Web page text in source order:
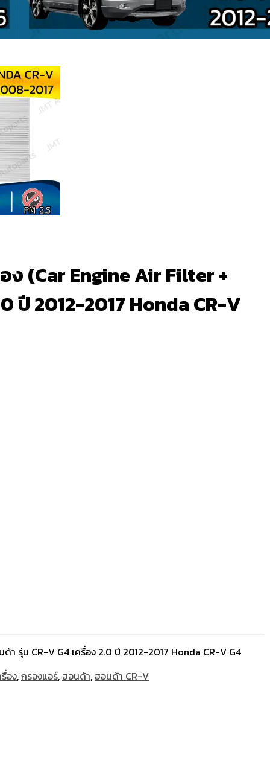
ง (Car Engine Air Filter +
ปี 2012-2017 Honda CR-V
รุ่น CR-V G4 เครื่อง 2.0 ปี 2012-2017 Honda CR-V G4
อง,กรองแอร์, ฮอนด้า, ฮอนด้า CR-V